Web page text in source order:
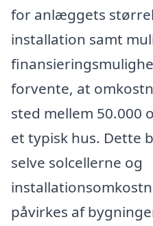
for anlæggets
installation samt
forvente, at
sted mellem 50.000
et typisk hus. Dette
selve solcellerne og
påvirkes af